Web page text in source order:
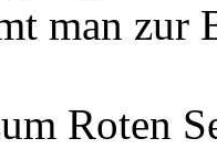
man
Roten